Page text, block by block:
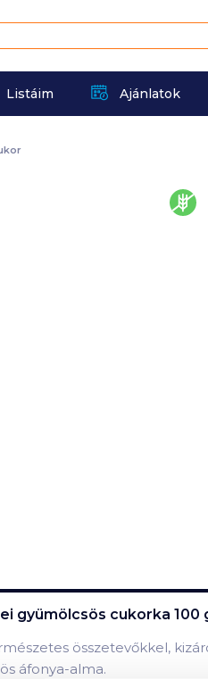
Listáim Ajánlatok
gyümölcsös cukorka
összetevőkkel,
áfonya-alma.